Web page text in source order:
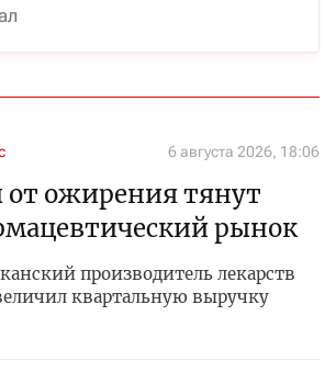
6 августа 2026, 18:06
от ожирения тянут
рынок
производитель лекарств
квартальную выручку